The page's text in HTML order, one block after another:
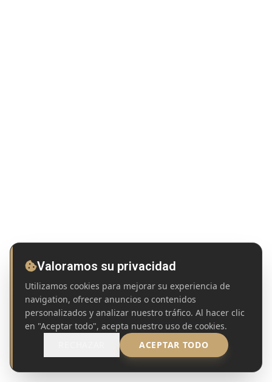
Valoramos su privacidad
Utilizamos cookies para mejorar su experiencia de
navigation, ofrecer anuncios o contenidos
personalizados y analizar nuestro tráfico. Al hacer clic
en "Aceptar todo", acepta nuestro uso de cookies.
ACEPTAR TODO